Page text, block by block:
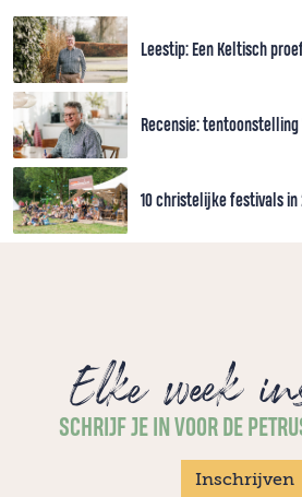
Leestip: Een Keltisch
Recensie:
10 christelijke festivals in
Elke week
SCHRIJF JE IN VOOR DE
Inschrijven